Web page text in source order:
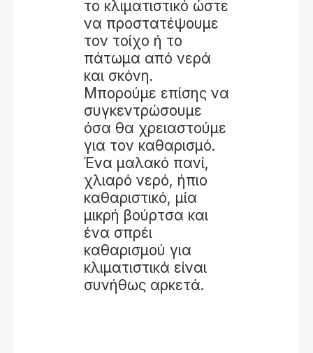
το κλιματιστικό ώστε
να προστατέψουμε
τον τοίχο ή το
πάτωμα από νερά
και σκόνη.
Μπορούμε επίσης να
συγκεντρώσουμε
όσα θα χρειαστούμε
για τον καθαρισμό.
Ένα μαλακό πανί,
χλιαρό νερό, ήπιο
καθαριστικό, μία
μικρή βούρτσα και
ένα σπρέι
καθαρισμού για
κλιματιστικά είναι
συνήθως αρκετά.